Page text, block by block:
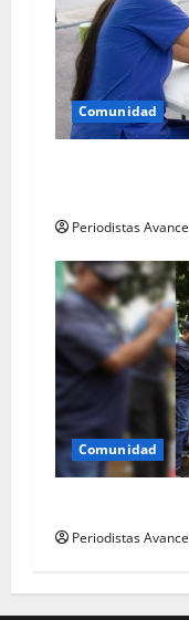
Comunidad
Periodistas Avance
Comunidad
Periodistas Avance